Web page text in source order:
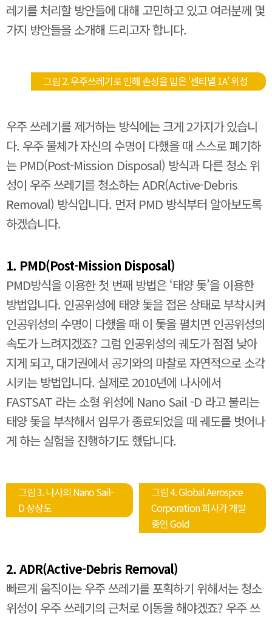
레기를 처리할 방안들에 대해 고민하고 있고 여러분께 몇
가지 방안들을 소개해 드리고자 합니다.
그림 2. 우주쓰레기로 인해 손상을 입은 ‘센티넬 1A’ 위성
우주 쓰레기를 제거하는 방식에는 크게 2가지가 있습니
다. 우주 물체가 자신의 수명이 다했을 때 스스로 폐기하
는 PMD(Post-Mission Disposal) 방식과 다른 청소 위
성이 우주 쓰레기를 청소하는 ADR(Active-Debris
Removal) 방식입니다. 먼저 PMD 방식부터 알아보도록
하겠습니다.
1. PMD(Post-Mission Disposal)
PMD방식을 이용한 첫 번째 방법은 ‘태양 돛’을 이용한
방법입니다. 인공위성에 태양 돛을 접은 상태로 부착시켜
인공위성의 수명이 다했을 때 이 돛을 펼치면 인공위성의
속도가 느려지겠죠? 그럼 인공위성의 궤도가 점점 낮아
지게 되고, 대기권에서 공기와의 마찰로 자연적으로 소각
시키는 방법입니다. 실제로 2010년에 나사에서
FASTSAT 라는 소형 위성에 Nano Sail -D 라고 불리는
태양 돛을 부착해서 임무가 종료되었을 때 궤도를 벗어나
게 하는 실험을 진행하기도 했답니다.
그림 3. 나사의 Nano Sail-
D 상상도
그림 4. Global Aerospce
Corporation 회사가 개발
중인 Gold
2. ADR(Active-Debris Removal)
빠르게 움직이는 우주 쓰레기를 포획하기 위해서는 청소
위성이 우주 쓰레기의 근처로 이동을 해야겠죠? 우주 쓰